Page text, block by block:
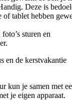
Deze is
of tablet hebben
sturen en
en de kerstvakantie
kun je samen met
je eigen apparaat.